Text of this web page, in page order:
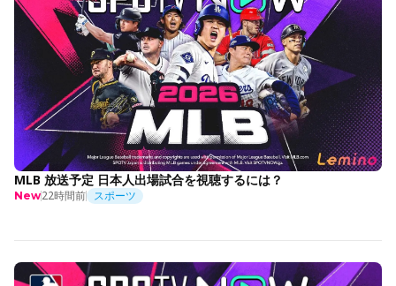
MLB 放送予定 日本人出場試合を視聴するには？
New22時間前 スポーツ